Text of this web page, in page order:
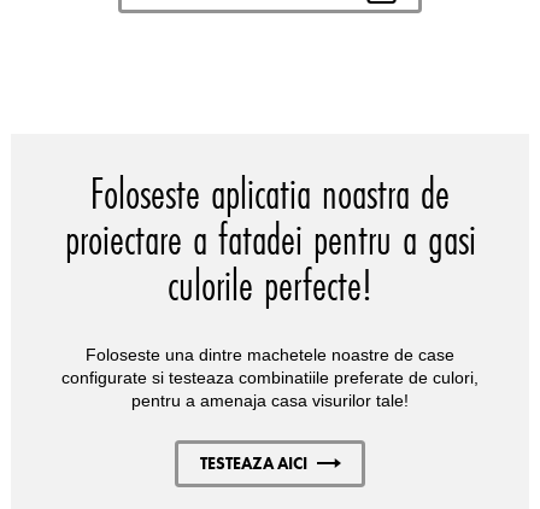
Foloseste aplicatia noastra de
proiectare a fatadei pentru a gasi
culorile perfecte!
Foloseste una dintre machetele noastre de case
configurate si testeaza combinatiile preferate de culori,
pentru a amenaja casa visurilor tale!
TESTEAZA AICI